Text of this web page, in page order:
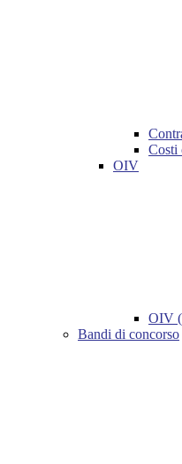
Costi
OIV
OIV
Bandi di concorso